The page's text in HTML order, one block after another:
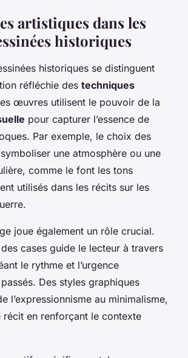
artistiques dans les
historiques
historiques se distinguent
réfléchie des techniques
œuvres utilisent le pouvoir de la
pour capturer l’essence de
Par exemple, le choix des
une atmosphère ou une
comme le font les tons
utilisés dans les récits sur les
joue également un rôle crucial.
des cases guide le lecteur à travers
le rythme et l’urgence
passés. Des styles graphiques
l’expressionnisme au minimalisme,
récit en renforçant le contexte